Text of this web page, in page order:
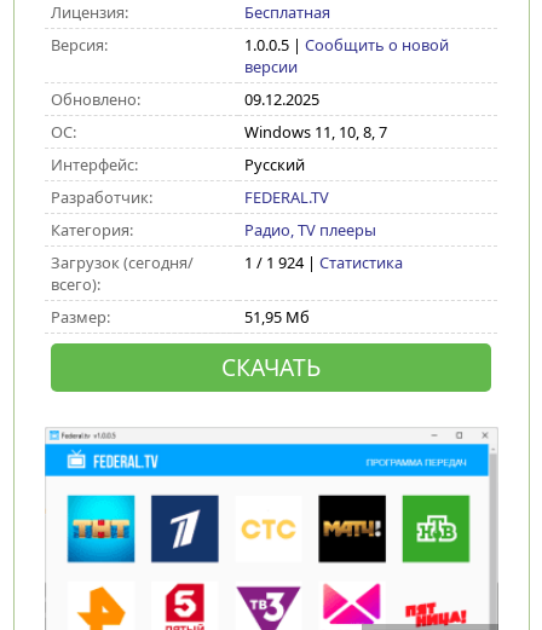
Лицензия:
Бесплатная
Версия:
1.0.0.5| Сообщить о новой
версии
Обновлено:
09.12.2025
ОС:
Windows 11, 10, 8, 7
Интерфейс:
Русский
Разработчик:
FEDERAL.TV
Категория:
Радио, TV плееры
Загрузок (сегодня/
всего):
1 / 1 924 | Статистика
Размер: 51,95 Мб
СКАЧАТЬ